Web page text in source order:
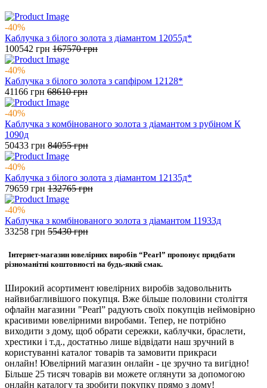
-40%
Каблучка з білого золота з діамантом 12055д*
100542 грн 167570грн
-40%
Каблучка з білого золота з сапфіром 12128*
41166 грн 68610грн
-40%
Каблучка з комбінованого золота з діамантом з рубіном К
1090д
50433 грн 84055грн
-40%
Каблучка з білого золота з діамантом 12135д*
79659 грн 132765грн
-40%
Каблучка з комбінованого золота з діамантом 11933д
33258 грн 55430грн
Інтернет-магазин ювелірних виробів “Pearl” пропонує придбати
різноманітні коштовності на будь-який смак.
Широкий асортимент ювелірних виробів задовольнить
найвибагливішого покупця. Вже більше половини століття
офлайн магазини "Pearl” радують своїх покупців неймовірно
красивими ювелірними виробами. Тепер, не потрібно
виходити з дому, щоб обрати сережки, каблучки, браслети,
хрестики і т.д., достатньо лише відвідати наш зручний в
користуванні каталог товарів та замовити прикраси
онлайн! Ювелірний магазин онлайн - це зручно та вигідно!
Більше 25 тисяч товарів ви можете оглянути за допомогою
онлайн каталогу та зробити покупку прямо з дому!